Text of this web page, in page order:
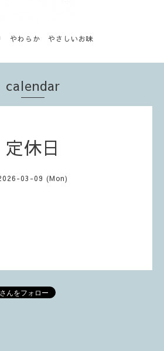
やわらか やさしいお味
calendar
定休日
03-09 (Mon)